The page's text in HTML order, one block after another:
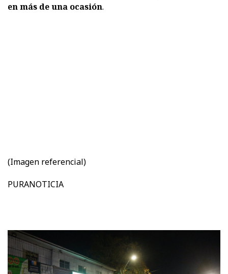
en más de una ocasión.
(Imagen referencial)
PURANOTICIA